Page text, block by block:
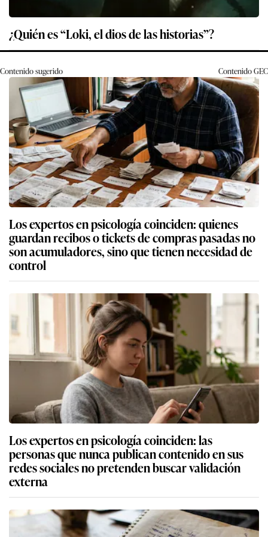
¿Quién es “Loki, el dios de las historias”?
Contenido sugerido ContenidoGEC
Los expertos en psicología coinciden: quienes
guardan recibos o tickets de compras pasadas no
son acumuladores, sino que tienen necesidad de
control
Los expertos en psicología coinciden: las
personas que nunca publican contenido en sus
redes sociales no pretenden buscar validación
externa